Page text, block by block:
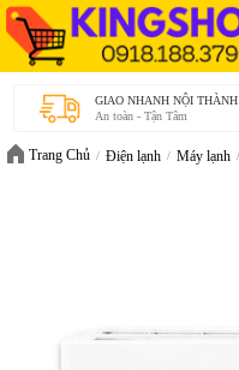
GIAO NHANH NỘI THÀNH
An toàn - Tận Tâm
Trang Chủ Điện lạnh Máy lạnh